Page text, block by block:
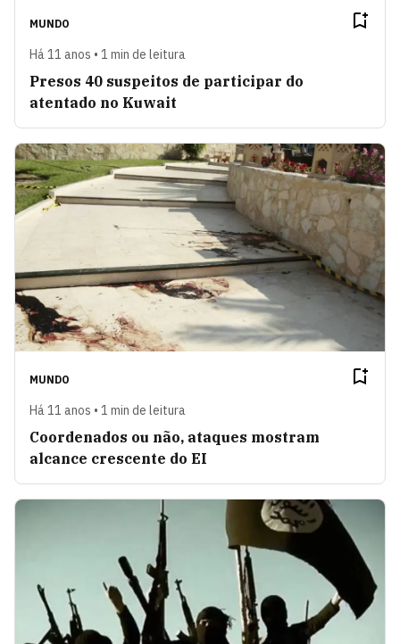
MUNDO
Há 11 anos • 1 min de leitura
Presos 40 suspeitos de participar do
atentado no Kuwait
MUNDO
Há 11 anos • 1 min de leitura
Coordenados ou não, ataques mostram
alcance crescente do EI